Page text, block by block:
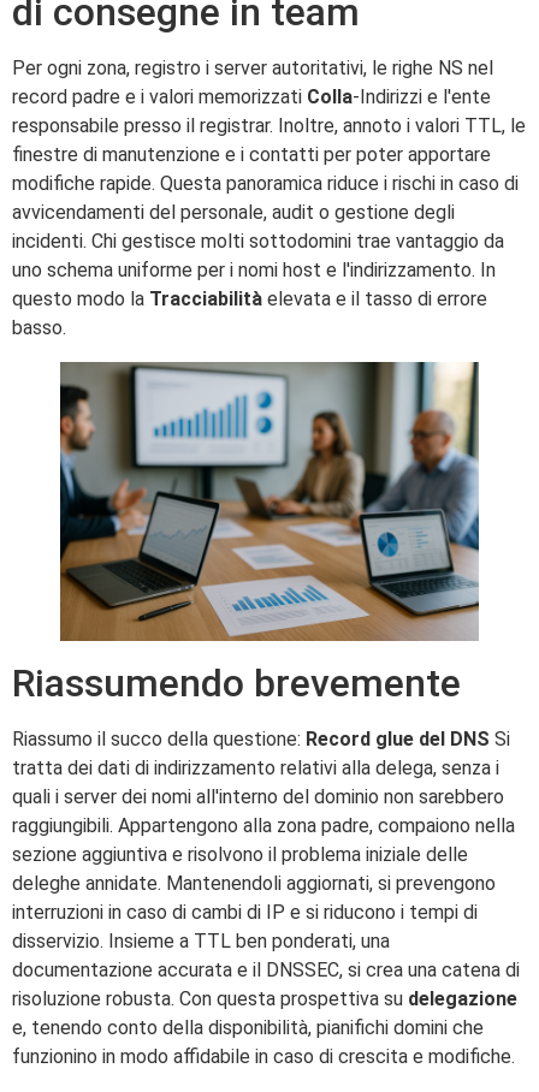
di consegne in team
Per ogni zona, registro i server autoritativi, le righe NS nel
record padre e i valori memorizzati Colla-Indirizzi e l'ente
responsabile presso il registrar. Inoltre, annoto i valori TTL, le
finestre di manutenzione e i contatti per poter apportare
modifiche rapide. Questa panoramica riduce i rischi in caso di
avvicendamenti del personale, audit o gestione degli
incidenti. Chi gestisce molti sottodomini trae vantaggio da
uno schema uniforme per i nomi host e l'indirizzamento. In
questo modo la Tracciabilità elevata e il tasso di errore
basso.
Riassumendo brevemente
Riassumo il succo della questione: Record glue del DNS Si
tratta dei dati di indirizzamento relativi alla delega, senza i
quali i server dei nomi all'interno del dominio non sarebbero
raggiungibili. Appartengono alla zona padre, compaiono nella
sezione aggiuntiva e risolvono il problema iniziale delle
deleghe annidate. Mantenendoli aggiornati, si prevengono
interruzioni in caso di cambi di IP e si riducono i tempi di
disservizio. Insieme a TTL ben ponderati, una
documentazione accurata e il DNSSEC, si crea una catena di
risoluzione robusta. Con questa prospettiva su delegazione
e, tenendo conto della disponibilità, pianifichi domini che
funzionino in modo affidabile in caso di crescita e modifiche.